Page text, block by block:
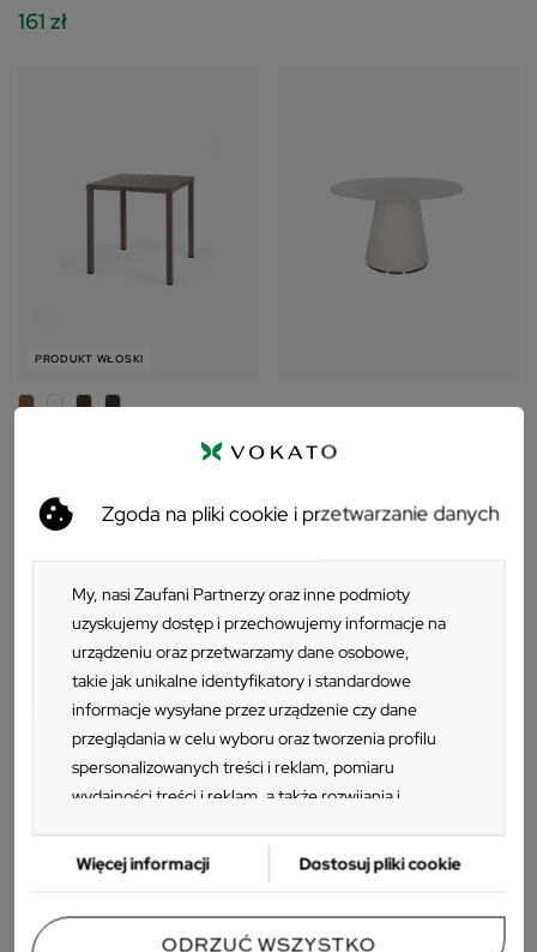
Zgoda na pliki cookie i przetwarzanie danych
My, nasi Zaufani Partnerzy oraz inne podmioty
uzyskujemy dostęp i przechowujemy informacje na
urządzeniu oraz przetwarzamy dane osobowe,
takie jak unikalne identyfikatory i standardowe
informacje wysyłane przez urządzenie czy dane
przeglądania w celu wyboru oraz tworzenia profilu
spersonalizowanych treści i reklam, pomiaru
wydajności treści i reklam, a także rozwijania i
Zaufani Partnerzy możemy korzystać z
precyzyjnych danych geolokalizacyjnych oraz
Ponieważ cenimy Twoją prywatność, prosimy o
Więcej informacji Dostosuj pliki cookie
ODRZUĆ WSZYSTKO
161 zł
PRODUKT WŁOSKI
3 590 zł
Modig M75-40 Stolik Modig M69 Stolik kawowy